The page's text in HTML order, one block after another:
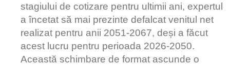
stagiului de cotizare pentru ultimii ani, expertul
a încetat să mai prezinte defalcat venitul net
realizat pentru anii 2051-2067, deși a făcut
acest lucru pentru perioada 2026-2050.
Această schimbare de format ascunde o